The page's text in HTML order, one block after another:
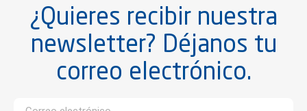
¿Quieres recibir nuestra
newsletter? Déjanos tu
correo electrónico.